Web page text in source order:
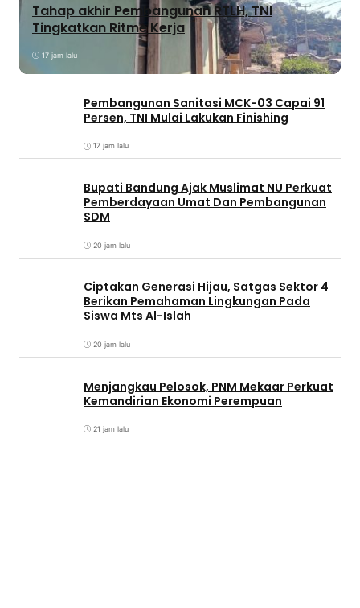
Tahap akhir Pembangunan RTLH, TNI
Tingkatkan Ritme Kerja
17 jam lalu
Pembangunan Sanitasi MCK-03 Capai 91
Persen, TNI Mulai Lakukan Finishing
17 jam lalu
Bupati Bandung Ajak Muslimat NU Perkuat
Pemberdayaan Umat Dan Pembangunan
SDM
20 jam lalu
Ciptakan Generasi Hijau, Satgas Sektor 4
Berikan Pemahaman Lingkungan Pada
Siswa Mts Al-Islah
20 jam lalu
Menjangkau Pelosok, PNM Mekaar Perkuat
Kemandirian Ekonomi Perempuan
21 jam lalu